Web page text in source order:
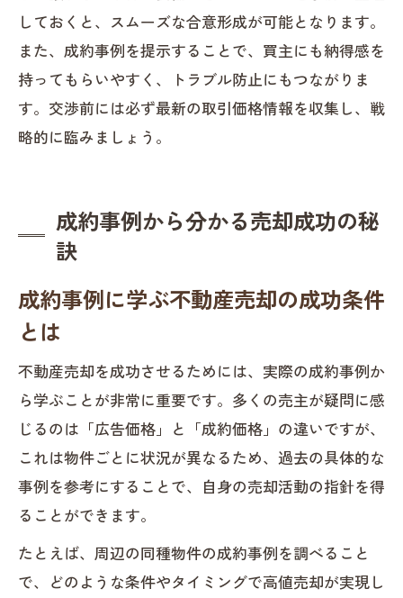
しておくと、スムーズな合意形成が可能となります。
また、成約事例を提示することで、買主にも納得感を
持ってもらいやすく、トラブル防止にもつながりま
す。交渉前には必ず最新の取引価格情報を収集し、戦
略的に臨みましょう。
成約事例から分かる売却成功の秘
訣
成約事例に学ぶ不動産売却の成功条件
とは
不動産売却を成功させるためには、実際の成約事例か
ら学ぶことが非常に重要です。多くの売主が疑問に感
じるのは「広告価格」と「成約価格」の違いですが、
これは物件ごとに状況が異なるため、過去の具体的な
事例を参考にすることで、自身の売却活動の指針を得
ることができます。
たとえば、周辺の同種物件の成約事例を調べること
で、どのような条件やタイミングで高値売却が実現し